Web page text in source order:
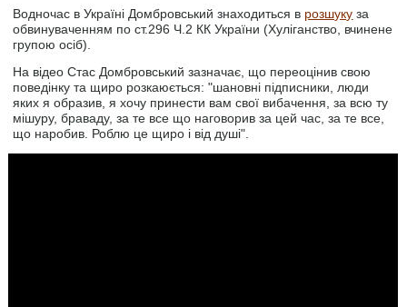
Водночас в Україні Домбровський знаходиться в розшуку за
обвинуваченням по ст.296 Ч.2 КК України (Хуліганство, вчинене
групою осіб).
На відео Стас Домбровський зазначає, що переоцінив свою
поведінку та щиро розкаюється: "шановні підписники, люди
яких я образив, я хочу принести вам свої вибачення, за всю ту
мішуру, браваду, за те все що наговорив за цей час, за те все,
що наробив. Роблю це щиро і від душі".